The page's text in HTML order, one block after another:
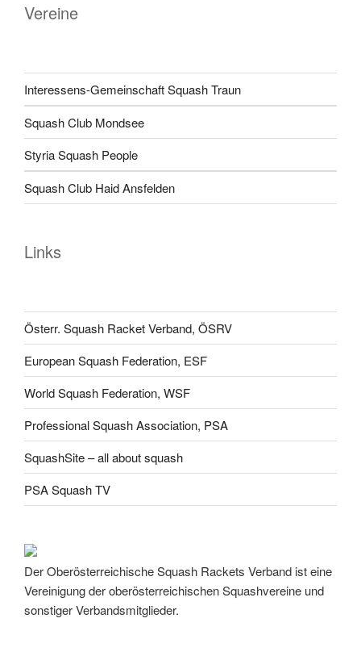
Vereine
Interessens-Gemeinschaft Squash Traun
Squash Club Mondsee
Styria Squash People
Squash Club Haid Ansfelden
Links
Österr. Squash Racket Verband, ÖSRV
European Squash Federation, ESF
World Squash Federation, WSF
Professional Squash Association, PSA
SquashSite – all about squash
PSA Squash TV
Der Oberösterreichische Squash Rackets Verband ist eine
Vereinigung der oberösterreichischen Squashvereine und
sonstiger Verbandsmitglieder.